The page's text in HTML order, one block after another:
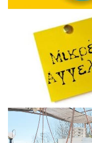
Πρόγραμμα
Αναπαραγωγής
Βίντεο